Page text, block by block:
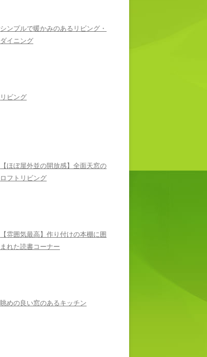
シンプルで暖かみのあるリビング・
ダイニング
リビング
【ほぼ屋外並の開放感】全面天窓の
ロフトリビング
【雰囲気最高】作り付けの本棚に囲
まれた読書コーナー
眺めの良い窓のあるキッチン